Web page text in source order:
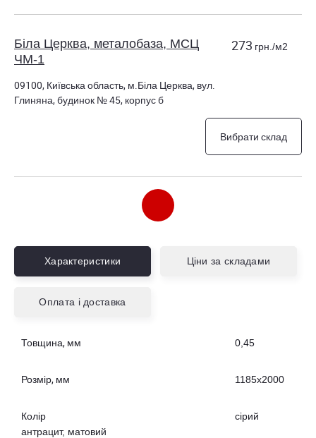
Біла Церква, металобаза, МСЦ
ЧМ-1
09100, Київська область, м.Біла Церква, вул.
Глиняна, будинок № 45, корпус б
273 грн./м2
Вибрати склад
Переяслав-Хмельницький,
08400, Київська область, м.Переяслав-
Хмельницький, вул. Героїв Дніпра, будинок №
31
Характеристики Ціни за складами
Оплата і доставка
Товщина, мм 0,45
Розмір, мм 1185х2000
Колір
сірий
антрацит, матовий